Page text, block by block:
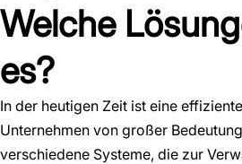
Welche
es?
In der heutigen Zeit ist eine
Unternehmen von großer
verschiedene Systeme, die zur